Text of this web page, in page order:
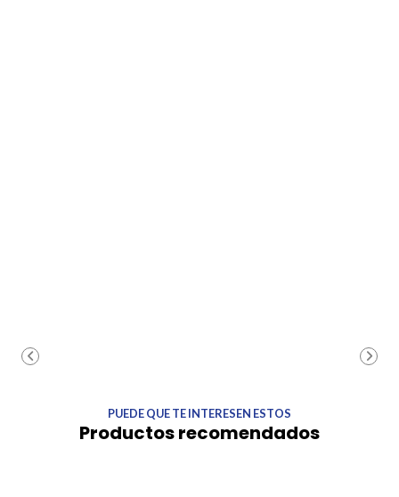
PUEDE QUE TE INTERESEN ESTOS
Productos recomendados